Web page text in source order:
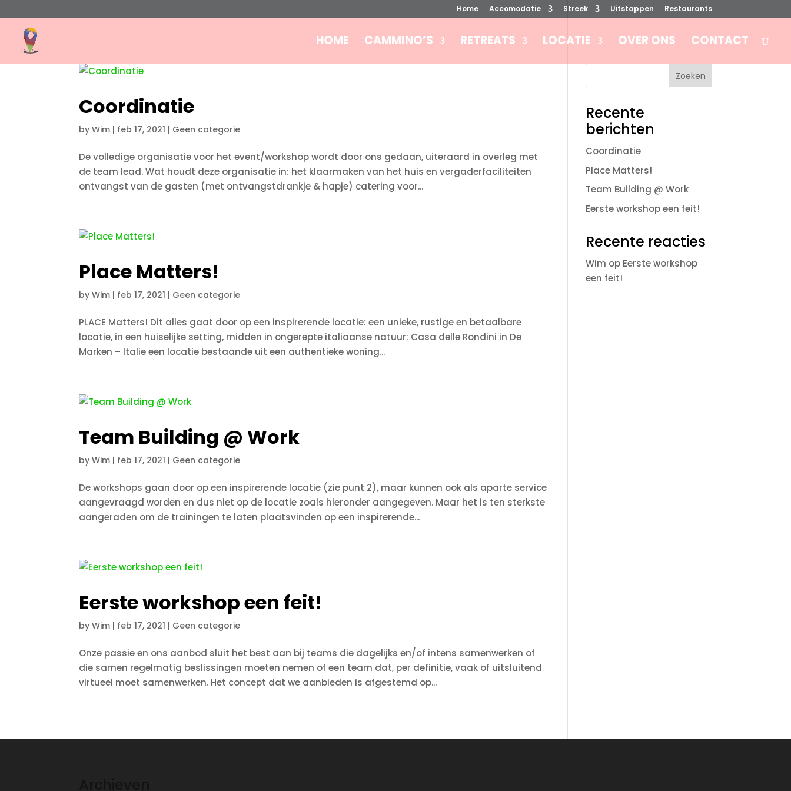
Home Accomodatie Streek Uitstappen Restaurants
HOME CAMMINO’S RETREATS LOCATIE OVER ONS CONTACT
Coordinatie
byWim | feb 17, 2021 | Geen categorie
De volledige organisatie voor het event/workshop wordt door ons gedaan, uiteraard in overleg met
de team lead. Wat houdt deze organisatie in: het klaarmaken van het huis en vergaderfaciliteiten
ontvangst van de gasten (met ontvangstdrankje & hapje) catering voor...
Place Matters!
byWim | feb 17, 2021 | Geen categorie
PLACE Matters! Dit alles gaat door op een inspirerende locatie: een unieke, rustige en betaalbare
locatie, in een huiselijke setting, midden in ongerepte italiaanse natuur: Casa delle Rondini in De
Marken – Italie een locatie bestaande uit een authentieke woning...
Team Building @ Work
byWim | feb 17, 2021 | Geen categorie
De workshops gaan door op een inspirerende locatie (zie punt 2), maar kunnen ook als aparte service
aangevraagd worden en dus niet op de locatie zoals hieronder aangegeven. Maar het is ten sterkste
aangeraden om de trainingen te laten plaatsvinden op een inspirerende...
Eerste workshop een feit!
byWim | feb 17, 2021 | Geen categorie
Onze passie en ons aanbod sluit het best aan bij teams die dagelijks en/of intens samenwerken of
die samen regelmatig beslissingen moeten nemen of een team dat, per definitie, vaak of uitsluitend
virtueel moet samenwerken. Het concept dat we aanbieden is afgestemd op...
Recente
berichten
Coordinatie
Place Matters!
Team Building @ Work
Eerste workshop een feit!
Recente reacties
Wim op Eerste workshop
een feit!